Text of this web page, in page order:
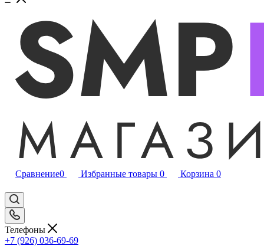
Сравнение0 Избранные товары 0 Корзина 0
Телефоны
+7 (926) 036-69-69